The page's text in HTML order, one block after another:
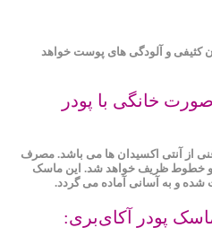
کثیفی و آلودگی های پوست خواهد
خانگی با پودر
غنی از آنتی ‌اکسیدان‌ ها می باشد. مصرف
و خطوط ظریف خواهد شد. این ماسک
و به آسانی آماده می گردد.
پودر آکای‌بری: